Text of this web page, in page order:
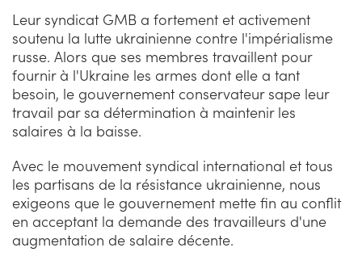
Leur syndicat GMB a fortement et activement
soutenu la lutte ukrainienne contre l'impérialisme
russe. Alors que ses membres travaillent pour
fournir à l'Ukraine les armes dont elle a tant
besoin, le gouvernement conservateur sape leur
travail par sa détermination à maintenir les
salaires à la baisse.
Avec le mouvement syndical international et tous
les partisans de la résistance ukrainienne, nous
exigeons que le gouvernement mette fin au conflit
en acceptant la demande des travailleurs d'une
augmentation de salaire décente.